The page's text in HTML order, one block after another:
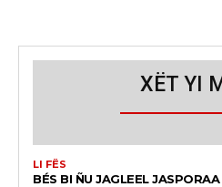
XËT YI
LI FËS
BÉS BI ÑU JAGLEEL